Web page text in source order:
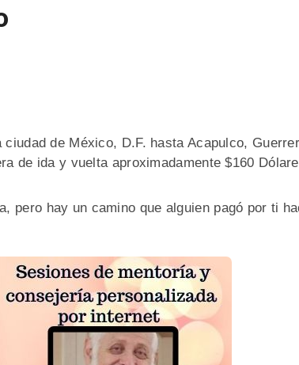
de México, D.F. hasta Acapulco,
de ida y vuelta aproximadamente $160
pero hay un camino que alguien pagó por ti